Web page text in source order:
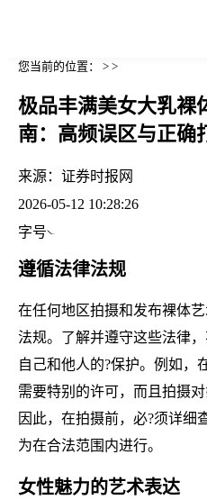
您当前的位置： > >
极品丰满美女大乳裸
南：高频误区与正确
来源： 证券时报网
2026-05-12 10:28:26
字号
遵循法律法规
在任何地区拍摄和发布裸体
法规。了解并遵守这些法律
自己和他人的?保护。例如，
需要特别的许可，而且拍摄
因此，在拍摄前，必?须详细
为在合法范围内进行。
女性魅力的艺术表达